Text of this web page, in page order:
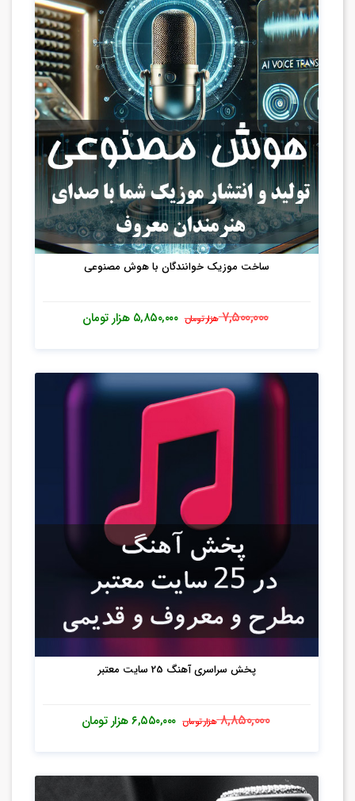
ساخت موزیک خوانندگان با هوش مصنوعی
۷,۵۰۰,۰۰۰ هزار تومان ۵,۸۵۰,۰۰۰ هزار تومان
پخش سراسری آهنگ 25 سایت معتبر
۸,۸۵۰,۰۰۰ هزار تومان ۶,۵۵۰,۰۰۰هزار تومان